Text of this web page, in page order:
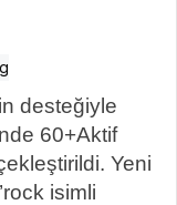
desteğiyle
60+Aktif
Yeni
isimli